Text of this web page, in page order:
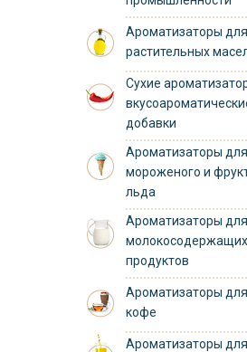
Ароматизаторы для
растительных
Сухие
добавки
Ароматизаторы для
мороженого и
льда
Ароматизаторы для
молокосодержащих
продуктов
Ароматизаторы
кофе
Ароматизаторы для